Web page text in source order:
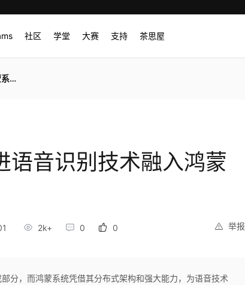
社区 学堂 大赛 支持 茶思屋
》
语音识别技术融入鸿蒙
举报
2k+ 0 0
分，而鸿蒙系统凭借其分布式架构和强大能力，为语音技术